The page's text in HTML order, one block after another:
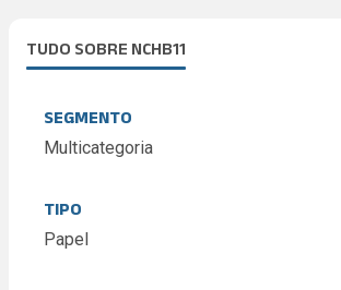
TUDO SOBRE NCHB11
SEGMENTO
Multicategoria
TIPO
Papel